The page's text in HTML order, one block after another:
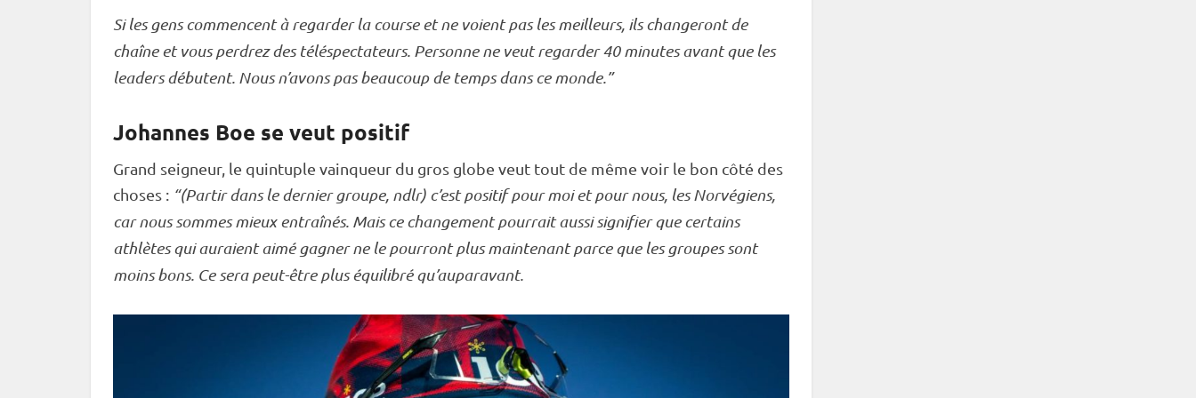
Si les gens commencent à regarder la course et ne voient pas les meilleurs, ils changeront de
chaîne et vous perdrez des téléspectateurs. Personne ne veut regarder 40 minutes avant que les
leaders débutent. Nous n’avons pas beaucoup de temps dans ce monde.”
Johannes Boe se veut positif
Grand seigneur, le quintuple vainqueur du gros globe veut tout de même voir le bon côté des
choses : “(Partir dans le dernier groupe, ndlr) c’est positif pour moi et pour nous, les Norvégiens,
car nous sommes mieux entraînés. Mais ce changement pourrait aussi signifier que certains
athlètes qui auraient aimé gagner ne le pourront plus maintenant parce que les groupes sont
moins bons. Ce sera peut-être plus équilibré qu’auparavant.